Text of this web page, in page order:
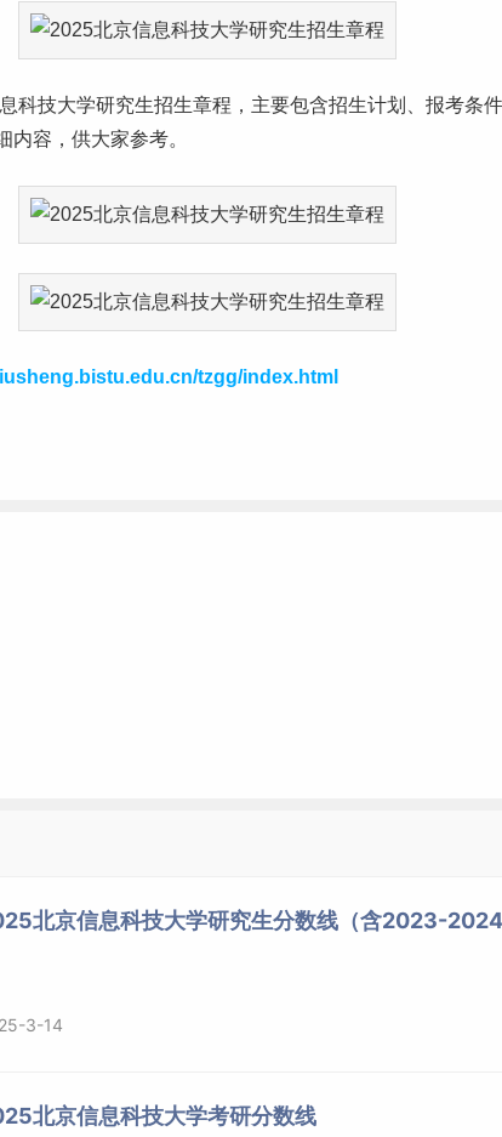
科技大学研究生招生章程，主要包含招生计划、报考条件
内容，供大家参考。
tzgg/index.html
北京信息科技大学研究生分数线（含2023-2024
3-14
北京信息科技大学考研分数线